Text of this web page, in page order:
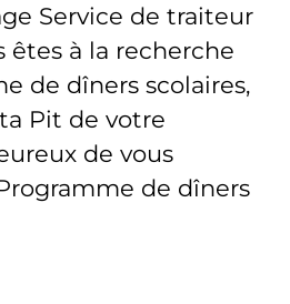
Service de traiteur
êtes à la recherche
de dîners scolaires,
Pit de votre
de vous
de dîners